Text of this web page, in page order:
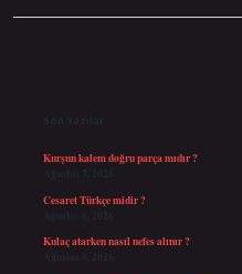
Son Yazılar
Kurşun kalem doğru parça mıdır ?
Ağustos 7, 2026
Cesaret Türkçe midir ?
Ağustos 6, 2026
Kulaç atarken nasıl nefes alınır ?
Ağustos 6, 2026